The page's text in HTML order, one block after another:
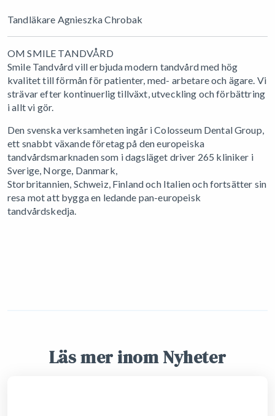
Tandläkare Agnieszka Chrobak
OM SMILE TANDVÅRD
Smile Tandvård vill erbjuda modern tandvård med hög
kvalitet till förmån för patienter, med- arbetare och ägare. Vi
strävar efter kontinuerlig tillväxt, utveckling och förbättring
i allt vi gör.
Den svenska verksamheten ingår i Colosseum Dental Group,
ett snabbt växande företag på den europeiska
tandvårdsmarknaden som i dagsläget driver 265 kliniker i
Sverige, Norge, Danmark,
Storbritannien, Schweiz, Finland och Italien och fortsätter sin
resa mot att bygga en ledande pan-europeisk
tandvårdskedja.
Läs mer inom Nyheter